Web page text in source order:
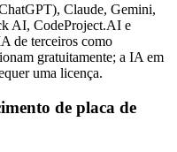
Claude, Gemini,
AI, CodeProject.AI e
de terceiros como
gratuitamente; a IA em
uma licença.
de placa de